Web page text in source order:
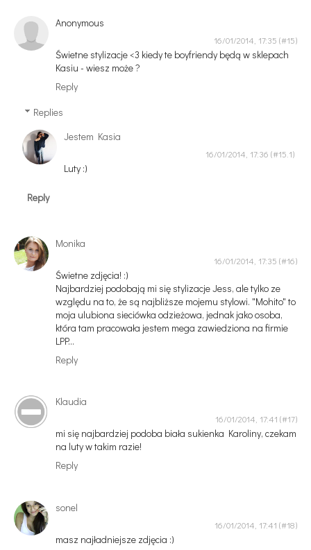
Anonymous
16/01/2014, 17:35
Świetne stylizacje <3 kiedy te boyfriendy będą w sklepach
Kasiu - wiesz może ?
Reply
Replies
Jestem Kasia
16/01/2014, 17:36
Luty :)
Reply
Monika
16/01/2014, 17:35
Świetne zdjęcia! :)
Najbardziej podobają mi się stylizacje Jess, ale tylko ze
względu na to, że są najbliższe mojemu stylowi. "Mohito" to
moja ulubiona sieciówka odzieżowa, jednak jako osoba,
która tam pracowała jestem mega zawiedziona na firmie
LPP...
Reply
Klaudia
16/01/2014, 17:41
mi się najbardziej podoba biała sukienka Karoliny, czekam
na luty w takim razie!
Reply
sonel
16/01/2014, 17:41
masz najładniejsze zdjęcia :)